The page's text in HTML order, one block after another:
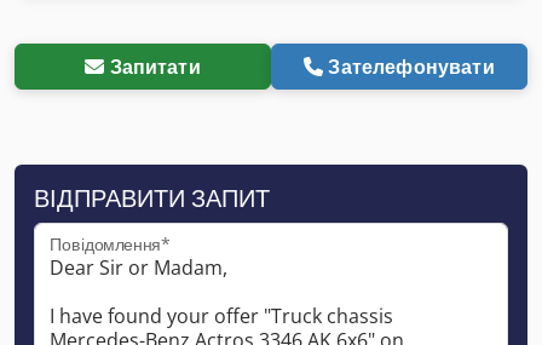
Запитати Зателефонувати
ВІДПРАВИТИ ЗАПИТ
Повідомлення*